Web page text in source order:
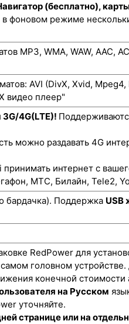
(бесплатно),
фоновом режиме
WMA, WAW, AAC,
AVI (DivX, Xvid, Mpeg4,
видео плеер"
4G(LTE)!
можно раздавать 4G
интернет с
МТС, Билайн, Tele2,
бардачка). Поддержка USB
RedPower для
головном
конечной стоимости
на Русском
уточняйте.
странице или на